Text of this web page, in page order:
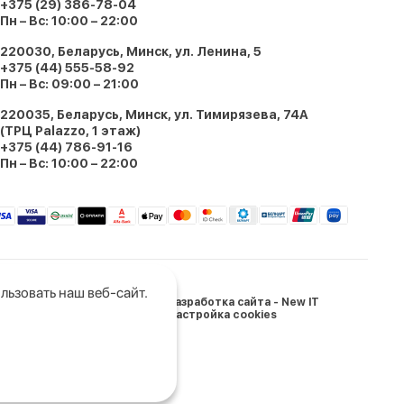
+375 (29) 386-78-04
Пн – Вс: 10:00 – 22:00
220030, Беларусь, Минск, ул. Ленина, 5
+375 (44) 555-58-92
Пн – Вс: 09:00 – 21:00
220035, Беларусь, Минск, ул. Тимирязева, 74A
(ТРЦ Palazzo, 1 этаж)
+375 (44) 786-91-16
Пн – Вс: 10:00 – 22:00
Разработка сайта - New IT
Настройка cookies
наш веб-сайт.